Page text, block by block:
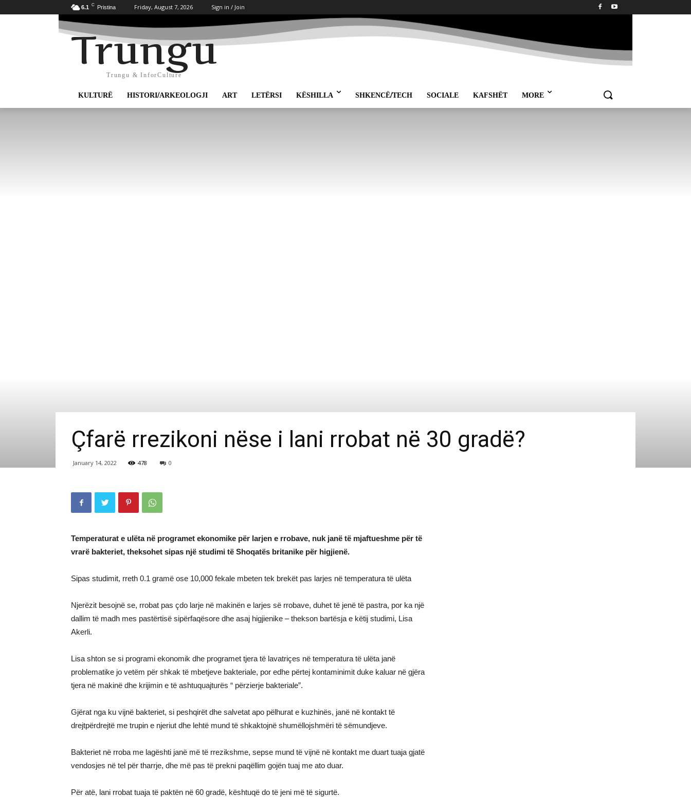
6.1 C Pristina Friday, August 7, 2026 Sign in / Join
Trungu
Trungu & InforCulture
KULTURË HISTORI/ARKEOLOGJI ART LETËRSI KËSHILLA SHKENCË/TECH SOCIALE KAFSHËT MORE
Çfarë rrezikoni nëse i lani rrobat në 30 gradë?
January 14, 2022 478 0
Temperaturat e ulëta në programet ekonomike për larjen e rrobave, nuk janë të mjaftueshme për të
vrarë bakteriet, theksohet sipas një studimi të Shoqatës britanike për higjienë.
Sipas studimit, rreth 0.1 gramë ose 10,000 fekale mbeten tek brekët pas larjes në temperatura të ulëta
Njerëzit besojnë se, rrobat pas çdo larje në makinën e larjes së rrobave, duhet të jenë të pastra, por ka një
dallim të madh mes pastërtisë sipërfaqësore dhe asaj higjienike – thekson bartësja e këtij studimi, Lisa
Akerli.
Lisa shton se si programi ekonomik dhe programet tjera të lavatriçes në temperatura të ulëta janë
problematike jo vetëm për shkak të mbetjeve bakteriale, por edhe përtej kontaminimit duke kaluar në gjëra
tjera në makinë dhe krijimin e të ashtuquajturës “ përzierje bakteriale”.
Gjërat nga ku vijnë bakteriet, si peshqirët dhe salvetat apo pëlhurat e kuzhinës, janë në kontakt të
drejtpërdrejtë me trupin e njeriut dhe lehtë mund të shkaktojnë shumëllojshmëri të sëmundjeve.
Bakteriet në rroba me lagështi janë më të rrezikshme, sepse mund të vijnë në kontakt me duart tuaja gjatë
vendosjes në tel për tharrje, dhe më pas të prekni paqëllim gojën tuaj me ato duar.
Për atë, lani rrobat tuaja të paktën në 60 gradë, kështuqë do të jeni më të sigurtë.